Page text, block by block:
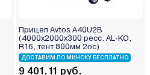
Прицеп Avtos A40U2B
(4000х2000х300 ресс. AL-KO,
R16, тент 800мм 2ос)
ДОСТАВИМ ПО МИНСКУ БЕСПЛАТНО
9 401.11 руб.